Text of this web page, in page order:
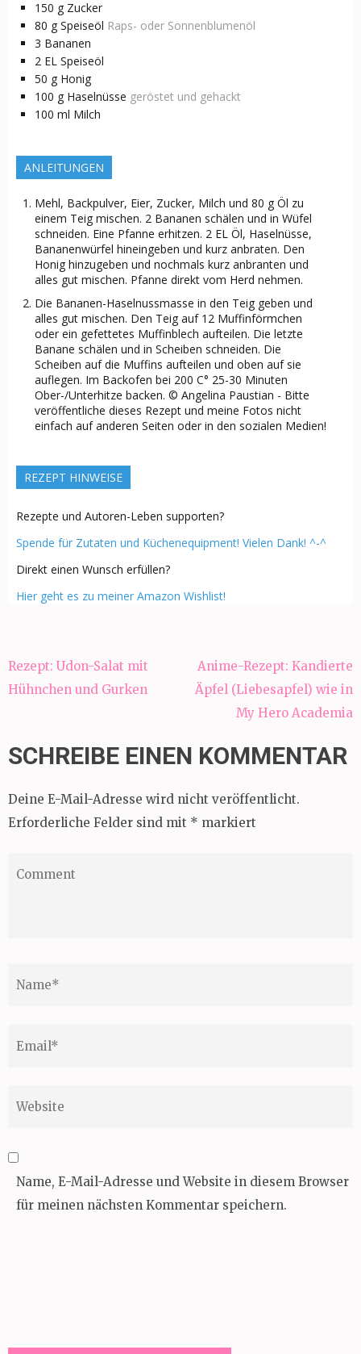
150 g Zucker
80 g Speiseöl Raps- oder Sonnenblumenöl
3 Bananen
2 EL Speiseöl
50 g Honig
100 g Haselnüsse geröstet und gehackt
100 ml Milch
ANLEITUNGEN
Mehl, Backpulver, Eier, Zucker, Milch und 80 g Öl zu
einem Teig mischen. 2 Bananen schälen und in Wüfel
schneiden. Eine Pfanne erhitzen. 2 EL Öl, Haselnüsse,
Bananenwürfel hineingeben und kurz anbraten. Den
Honig hinzugeben und nochmals kurz anbranten und
alles gut mischen. Pfanne direkt vom Herd nehmen.
Die Bananen-Haselnussmasse in den Teig geben und
alles gut mischen. Den Teig auf 12 Muffinförmchen
oder ein gefettetes Muffinblech aufteilen. Die letzte
Banane schälen und in Scheiben schneiden. Die
Scheiben auf die Muffins aufteilen und oben auf sie
auflegen. Im Backofen bei 200 C° 25-30 Minuten
Ober-/Unterhitze backen. © Angelina Paustian - Bitte
veröffentliche dieses Rezept und meine Fotos nicht
einfach auf anderen Seiten oder in den sozialen Medien!
REZEPT HINWEISE
Rezepte und Autoren-Leben supporten?
Spende für Zutaten und Küchenequipment! Vielen Dank! ^-^
Direkt einen Wunsch erfüllen?
Hier geht es zu meiner Amazon Wishlist!
Beitragsnavigation
Rezept: Udon-Salat mit
Hühnchen und Gurken
Anime-Rezept: Kandierte
Äpfel (Liebesapfel) wie in
My Hero Academia
SCHREIBE EINEN KOMMENTAR
Deine E-Mail-Adresse wird nicht veröffentlicht.
Erforderliche Felder sind mit * markiert
Name, E-Mail-Adresse und Website in diesem Browser
für meinen nächsten Kommentar speichern.